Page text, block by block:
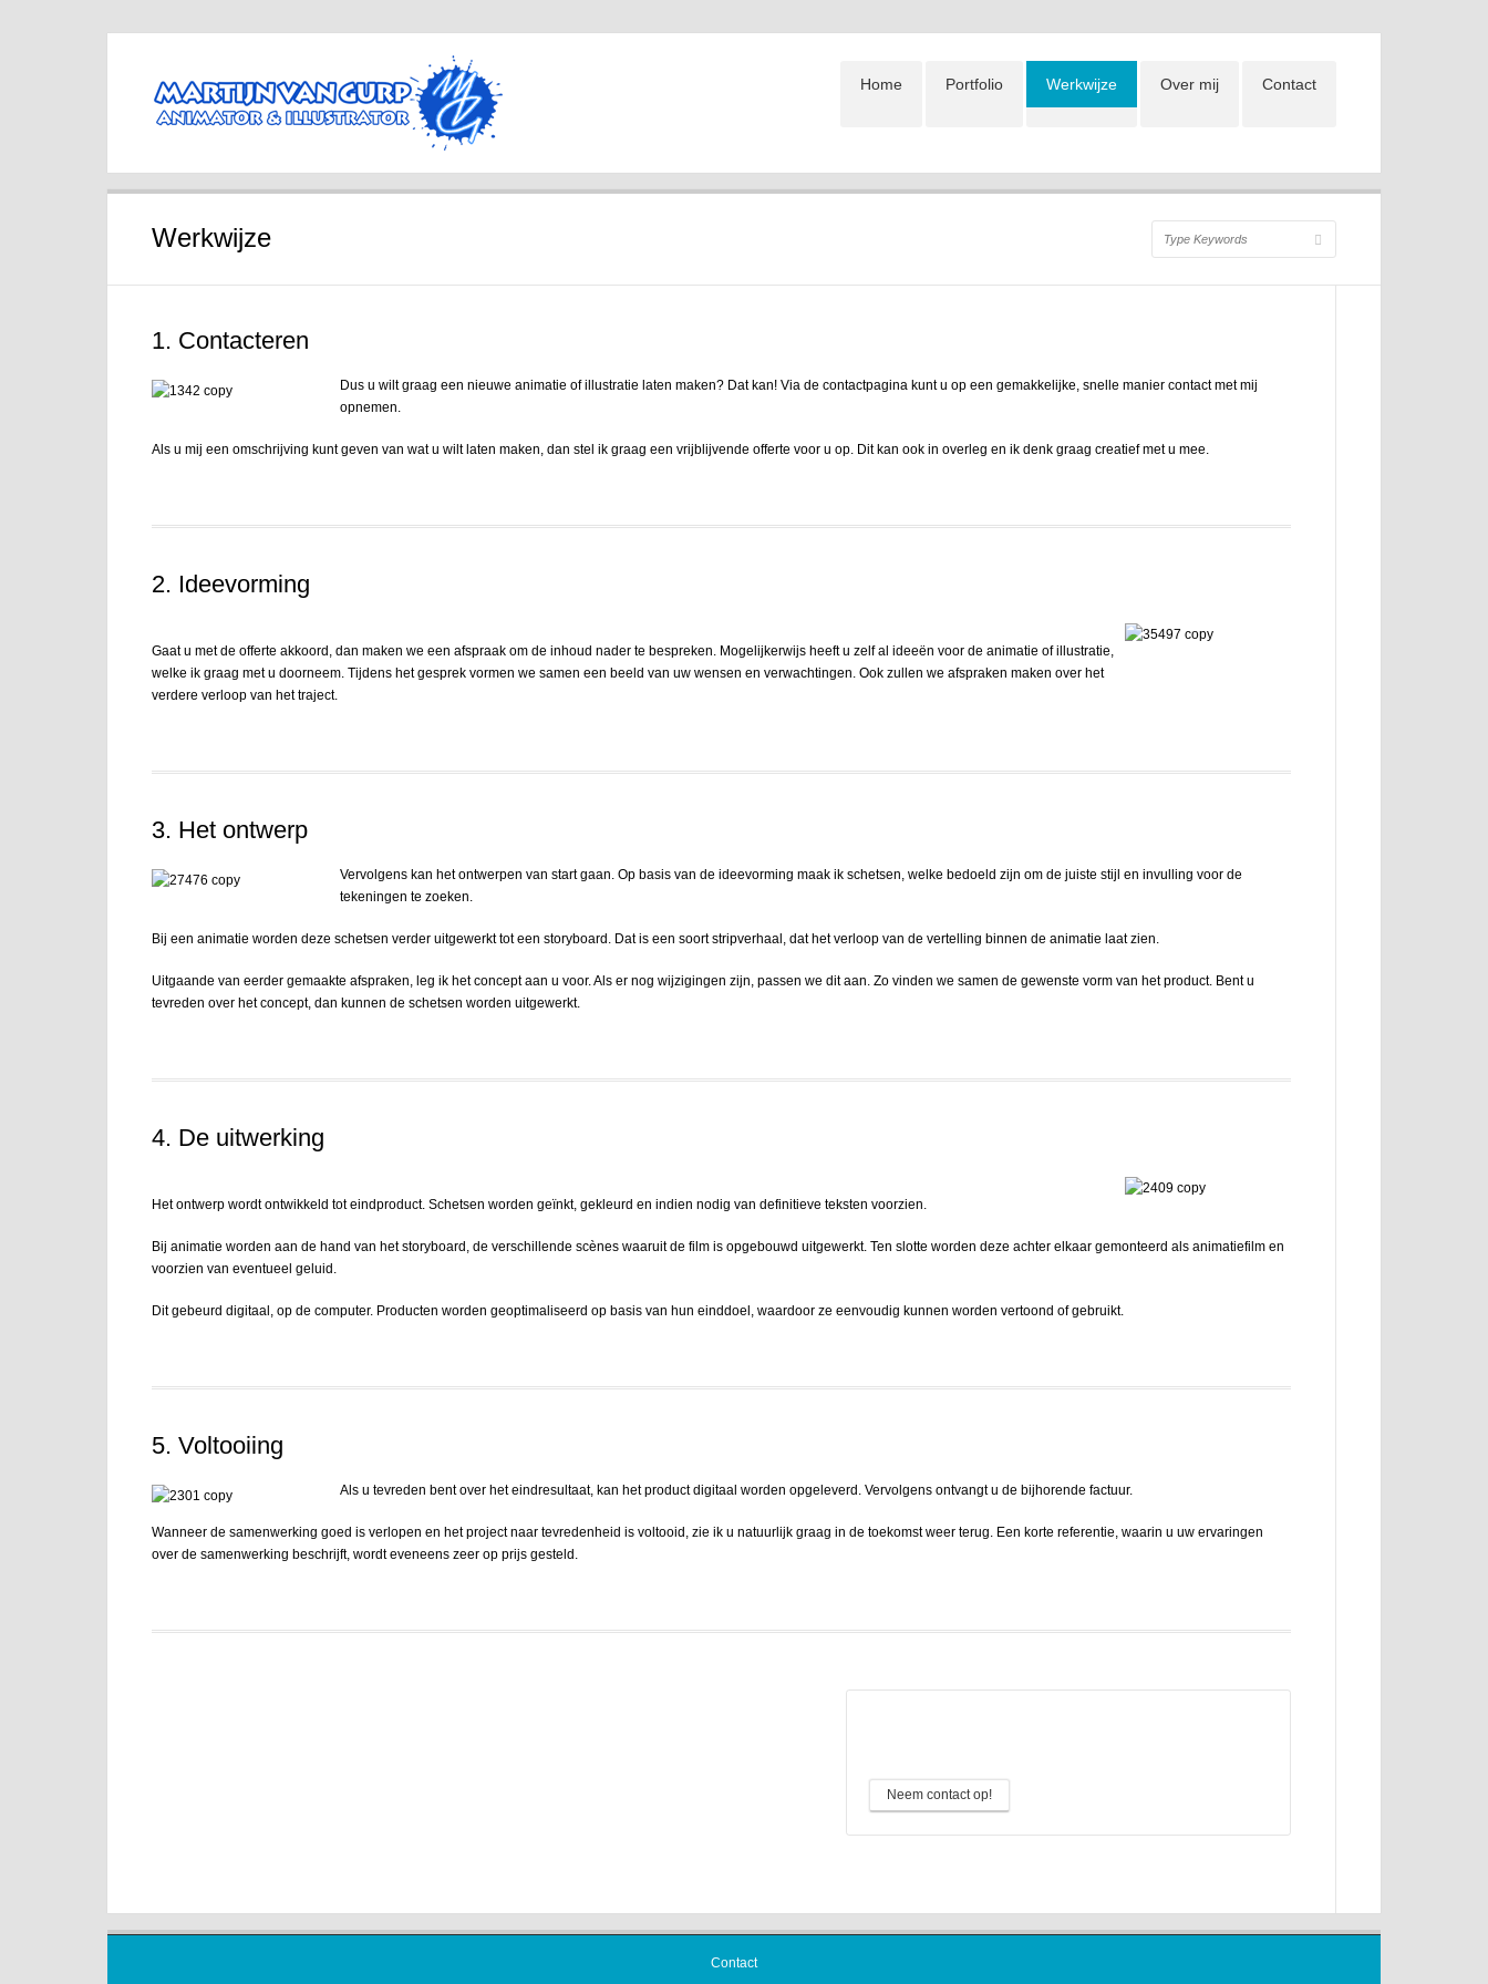
Home Portfolio Werkwijze Over mij Contact
Werkwijze
1. Contacteren
Dus u wilt graag een nieuwe animatie of illustratie laten maken? Dat kan! Via de contactpagina kunt u op een gemakkelijke, snelle manier contact met mij
opnemen.
Als u mij een omschrijving kunt geven van wat u wilt laten maken, dan stel ik graag een vrijblijvende offerte voor u op. Dit kan ook in overleg en ik denk graag creatief met u mee.
2. Ideevorming
Gaat u met de offerte akkoord, dan maken we een afspraak om de inhoud nader te bespreken. Mogelijkerwijs heeft u zelf al ideeën voor de animatie of illustratie,
welke ik graag met u doorneem. Tijdens het gesprek vormen we samen een beeld van uw wensen en verwachtingen. Ook zullen we afspraken maken over het
verdere verloop van het traject.
3. Het ontwerp
Vervolgens kan het ontwerpen van start gaan. Op basis van de ideevorming maak ik schetsen, welke bedoeld zijn om de juiste stijl en invulling voor de
tekeningen te zoeken.
Bij een animatie worden deze schetsen verder uitgewerkt tot een storyboard. Dat is een soort stripverhaal, dat het verloop van de vertelling binnen de animatie laat zien.
Uitgaande van eerder gemaakte afspraken, leg ik het concept aan u voor. Als er nog wijzigingen zijn, passen we dit aan. Zo vinden we samen de gewenste vorm van het product. Bent u
tevreden over het concept, dan kunnen de schetsen worden uitgewerkt.
4. De uitwerking
Het ontwerp wordt ontwikkeld tot eindproduct. Schetsen worden geïnkt, gekleurd en indien nodig van definitieve teksten voorzien.
Bij animatie worden aan de hand van het storyboard, de verschillende scènes waaruit de film is opgebouwd uitgewerkt. Ten slotte worden deze achter elkaar gemonteerd als animatiefilm en
voorzien van eventueel geluid.
Dit gebeurd digitaal, op de computer. Producten worden geoptimaliseerd op basis van hun einddoel, waardoor ze eenvoudig kunnen worden vertoond of gebruikt.
5. Voltooiing
Als u tevreden bent over het eindresultaat, kan het product digitaal worden opgeleverd. Vervolgens ontvangt u de bijhorende factuur.
Wanneer de samenwerking goed is verlopen en het project naar tevredenheid is voltooid, zie ik u natuurlijk graag in de toekomst weer terug. Een korte referentie, waarin u uw ervaringen
over de samenwerking beschrijft, wordt eveneens zeer op prijs gesteld.
Neem contact op!
Contact